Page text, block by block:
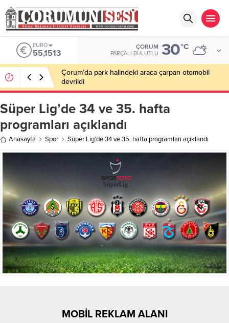
EURO
55,1513
ÇORUM
PARÇALI BULUTLU 30°C
Çorum’da park halindeki araca çarpan otomobil
devrildi
Süper Lig’de 34 ve 35. hafta
programları açıklandı
Anasayfa Spor Süper Lig’de 34 ve 35. hafta programları açıklandı
MOBİL REKLAM ALANI